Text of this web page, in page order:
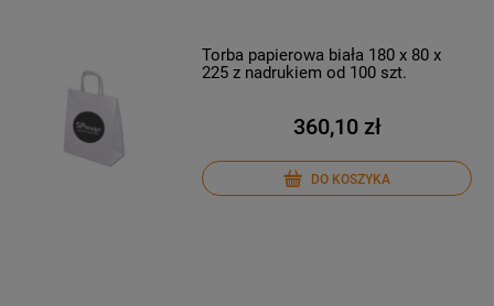
Torba papierowa biała 180 x 80 x
225 z nadrukiem od 100 szt.
360,10 zł
DO KOSZYKA